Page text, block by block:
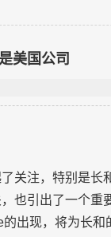
美国公司
关注，特别是
也引出了一个
出现，将为长